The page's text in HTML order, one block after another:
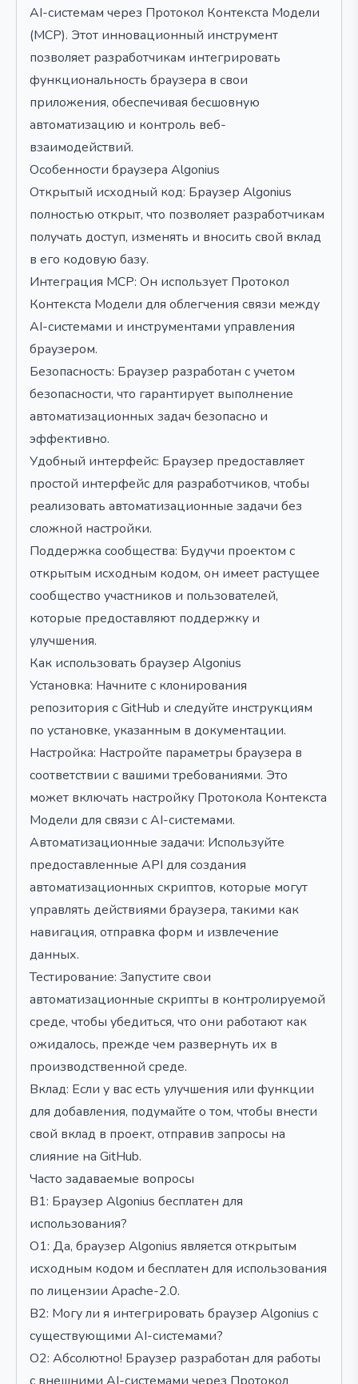
AI-системам через Протокол Контекста Модели
(MCP). Этот инновационный инструмент
позволяет разработчикам интегрировать
функциональность браузера в свои
приложения, обеспечивая бесшовную
автоматизацию и контроль веб-
взаимодействий.
Особенности браузера Algonius
Открытый исходный код: Браузер Algonius
полностью открыт, что позволяет разработчикам
получать доступ, изменять и вносить свой вклад
в его кодовую базу.
Интеграция MCP: Он использует Протокол
Контекста Модели для облегчения связи между
AI-системами и инструментами управления
браузером.
Безопасность: Браузер разработан с учетом
безопасности, что гарантирует выполнение
автоматизационных задач безопасно и
эффективно.
Удобный интерфейс: Браузер предоставляет
простой интерфейс для разработчиков, чтобы
реализовать автоматизационные задачи без
сложной настройки.
Поддержка сообщества: Будучи проектом с
открытым исходным кодом, он имеет растущее
сообщество участников и пользователей,
которые предоставляют поддержку и
улучшения.
Как использовать браузер Algonius
Установка: Начните с клонирования
репозитория с GitHub и следуйте инструкциям
по установке, указанным в документации.
Настройка: Настройте параметры браузера в
соответствии с вашими требованиями. Это
может включать настройку Протокола Контекста
Модели для связи с AI-системами.
Автоматизационные задачи: Используйте
предоставленные API для создания
автоматизационных скриптов, которые могут
управлять действиями браузера, такими как
навигация, отправка форм и извлечение
данных.
Тестирование: Запустите свои
автоматизационные скрипты в контролируемой
среде, чтобы убедиться, что они работают как
ожидалось, прежде чем развернуть их в
производственной среде.
Вклад: Если у вас есть улучшения или функции
для добавления, подумайте о том, чтобы внести
свой вклад в проект, отправив запросы на
слияние на GitHub.
Часто задаваемые вопросы
В1: Браузер Algonius бесплатен для
использования?
О1: Да, браузер Algonius является открытым
исходным кодом и бесплатен для использования
по лицензии Apache-2.0.
В2: Могу ли я интегрировать браузер Algonius с
существующими AI-системами?
О2: Абсолютно! Браузер разработан для работы